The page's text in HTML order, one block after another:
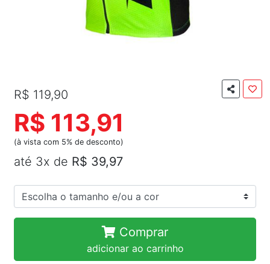
R$ 119,90
R$ 113,91
(à vista com 5% de desconto)
até 3x de R$ 39,97
Comprar
adicionar ao carrinho